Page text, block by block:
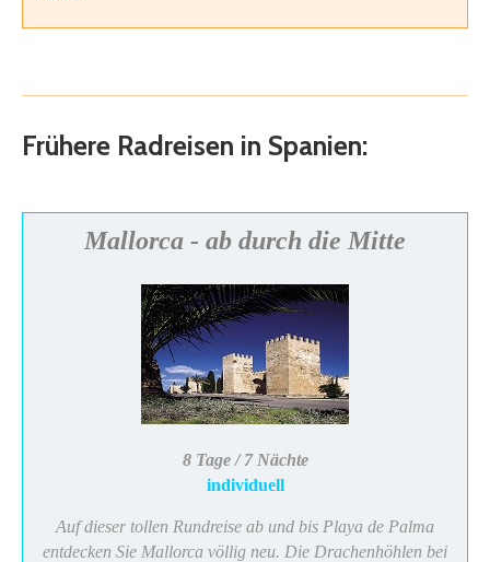
Frühere Radreisen in Spanien:
Mallorca - ab durch die Mitte
8 Tage / 7 Nächte
individuell
Auf dieser tollen Rundreise ab und bis Playa de Palma
entdecken Sie Mallorca völlig neu. Die Drachenhöhlen bei